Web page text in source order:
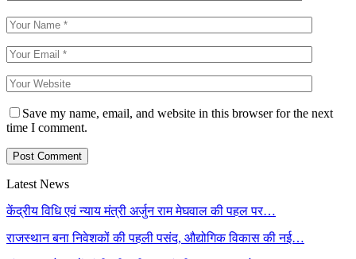
Save my name, email, and website in this browser for the next
time I comment.
Latest News
केंद्रीय विधि एवं न्याय मंत्री अर्जुन राम मेघवाल की पहल पर…
राजस्थान बना निवेशकों की पहली पसंद, औद्योगिक विकास की नई…